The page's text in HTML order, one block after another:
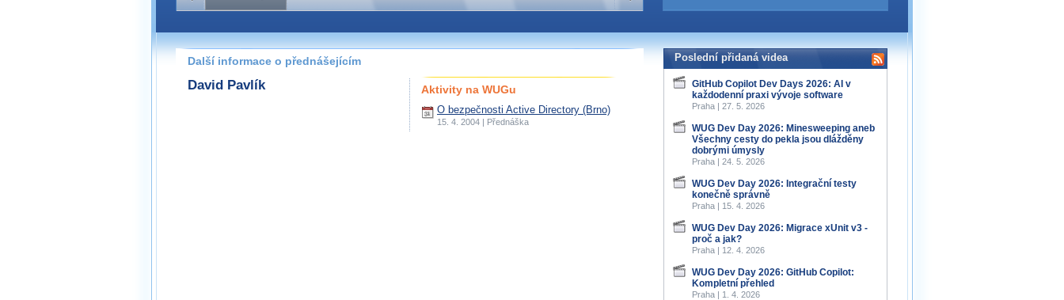
Další informace o přednášejícím
David Pavlík Aktivity na WUGu
O bezpečnosti Active Directory (Brno)
15. 4. 2004 | Přednáška
Poslední přidaná videa
GitHub Copilot Dev Days 2026: AI v
každodenní praxi vývoje software
Praha | 27. 5. 2026
WUG Dev Day 2026: Minesweeping aneb
Všechny cesty do pekla jsou dlážděny
dobrými úmysly
Praha | 24. 5. 2026
WUG Dev Day 2026: Integrační testy
konečně správně
Praha | 15. 4. 2026
WUG Dev Day 2026: Migrace xUnit v3 -
proč a jak?
Praha | 12. 4. 2026
WUG Dev Day 2026: GitHub Copilot:
Kompletní přehled
Praha | 1. 4. 2026